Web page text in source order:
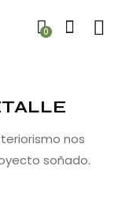
0
nos
soñado.